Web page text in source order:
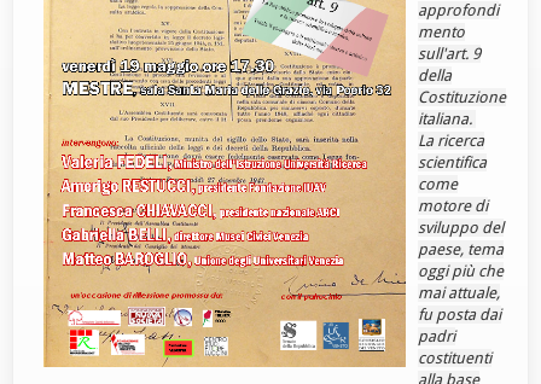
approfondi
mento
sull'art. 9
della
Costituzione
italiana.
La ricerca
scientifica
come
motore di
sviluppo del
paese, tema
oggi più che
mai attuale,
fu posta dai
padri
costituenti
alla base